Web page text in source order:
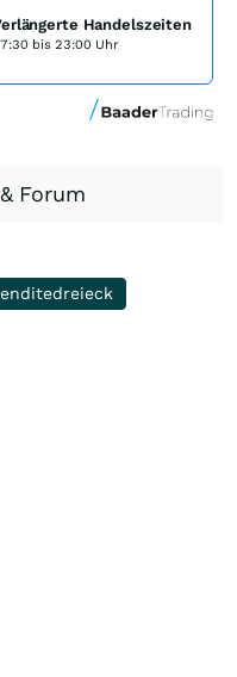
Handelszeiten
bis 23:00 Uhr
Forum